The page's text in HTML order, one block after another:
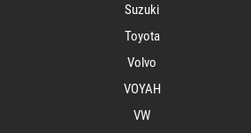
Suzuki
Toyota
Volvo
VOYAH
VW